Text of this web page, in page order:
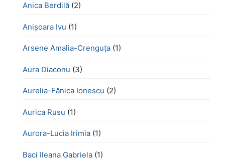
Anica Berdilă (2)
Anișoara Ivu (1)
Arsene Amalia-Crenguța (1)
Aura Diaconu (3)
Aurelia-Fănica Ionescu (2)
Aurica Rusu (1)
Aurora-Lucia Irimia (1)
Baci Ileana Gabriela (1)